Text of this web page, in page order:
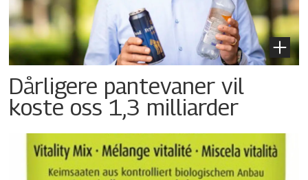
Dårligere pantevaner vil
koste oss 1,3 milliarder